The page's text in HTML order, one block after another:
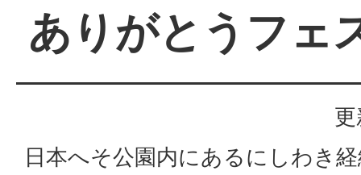
ありがとうフェ
日本へそ公園内にあるにしわき